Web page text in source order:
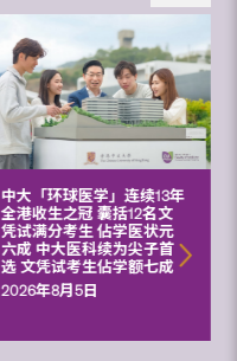
中大「环球医学」连续13年
全港收生之冠 囊括12名文
凭试满分考生 佔学医状元
六成 中大医科续为尖子首
选 文凭试考生佔学额七成
2026年8月5日